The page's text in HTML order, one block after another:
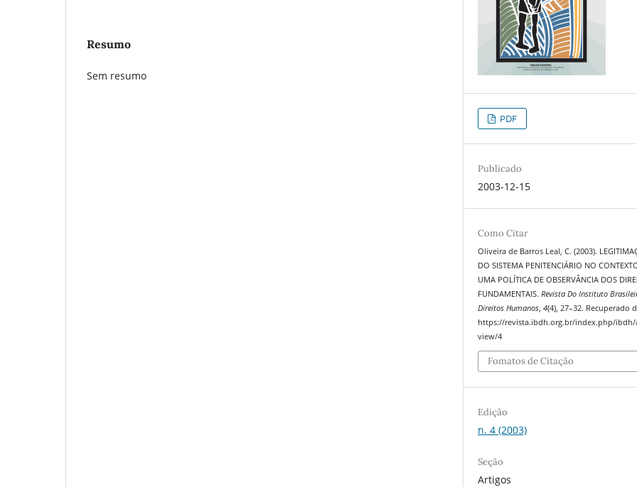
Resumo
Sem resumo
PDF
Publicado
2003-12-15
Como Citar
Oliveira de Barros Leal, C. (2003).
DO SISTEMA PENITENCIÁRIO NO
UMA POLÍTICA DE OBSERVÂNCIA DOS
FUNDAMENTAIS.Revista Do Instituto
Direitos Humanos,4(4), 27–32. Recuperado
https://revista.ibdh.org.br/index.php/ibdh/
view/4
Fomatos de Citação
Edição
n. 4 (2003)
Seção
Artigos